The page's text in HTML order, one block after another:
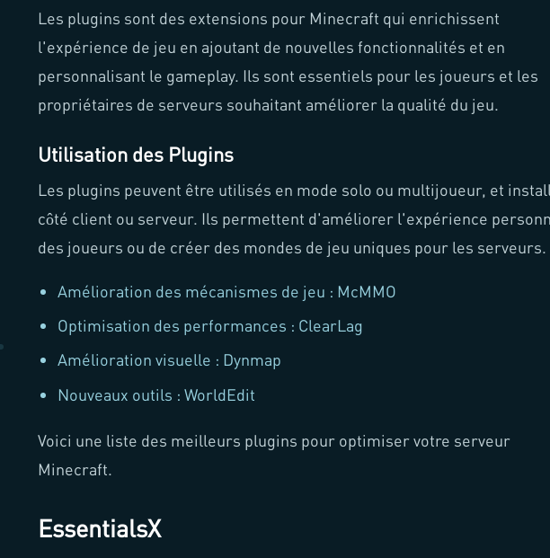
Les plugins sont des extensions pour Minecraft qui enrichissent
l'expérience de jeu en ajoutant de nouvelles fonctionnalités et en
personnalisant le gameplay. Ils sont essentiels pour les joueurs et les
propriétaires de serveurs souhaitant améliorer la qualité du jeu.
Utilisation des Plugins
Les plugins peuvent être utilisés en mode solo ou multijoueur, et
côté client ou serveur. Ils permettent d'améliorer l'expérience
des joueurs ou de créer des mondes de jeu uniques pour les serveurs.
Amélioration des mécanismes de jeu : McMMO
Optimisation des performances : ClearLag
Amélioration visuelle : Dynmap
Nouveaux outils : WorldEdit
Voici une liste des meilleurs plugins pour optimiser votre serveur
Minecraft.
EssentialsX